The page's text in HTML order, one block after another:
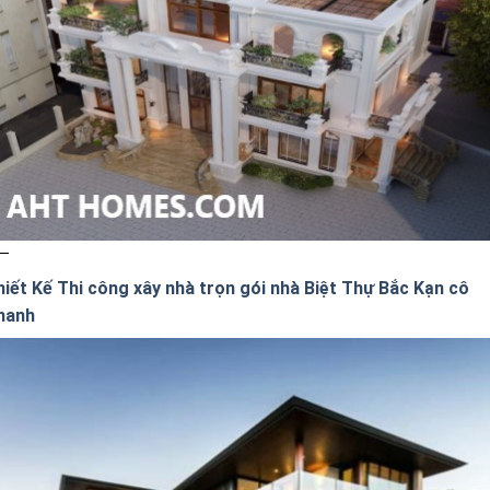
Kế Thi công xây nhà trọn gói nhà Biệt Thự Bắc Kạn cô